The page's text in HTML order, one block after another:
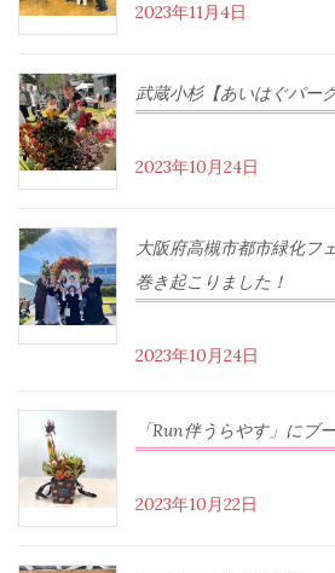
2023年11月4日
武蔵小杉【あいはぐパー
2023年10月24日
大阪府高槻市都市緑化フ
巻き起こりました！
2023年10月24日
「Run伴うらやす」にブ
2023年10月22日